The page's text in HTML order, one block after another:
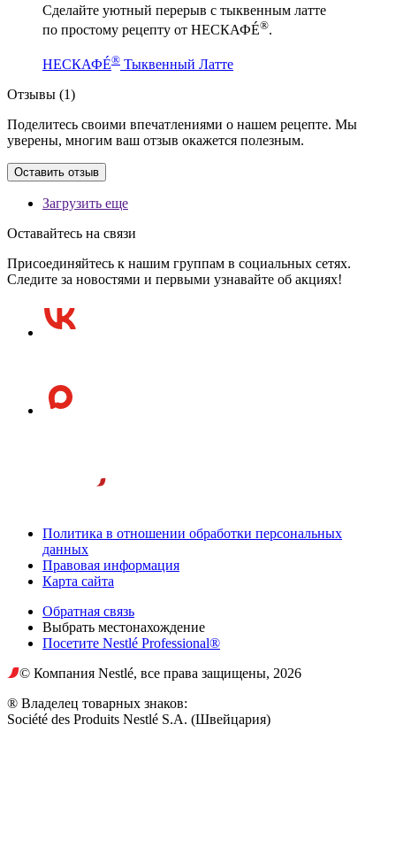
Сделайте уютный перерыв с тыквенным латте
по простому рецепту от НЕСКАФÉ®.
НЕСКАФÉ® Тыквенный Латте
Отзывы (1)
Поделитесь своими впечатлениями о нашем рецепте. Мы
уверены, многим ваш отзыв окажется полезным.
Оставить отзыв
Загрузить еще
Оставайтесь на связи
Присоединяйтесь к нашим группам в социальных сетях.
Следите за новостями и первыми узнавайте об акциях!
Политика в отношении обработки персональных
данных
Правовая информация
Карта сайта
Обратная связь
Выбрать местонахождение
Посетите Nestlé Professional®
© Компания Nestlé, все права защищены, 2026
® Владелец товарных знаков:
Société des Produits Nestlé S.A. (Швейцария)